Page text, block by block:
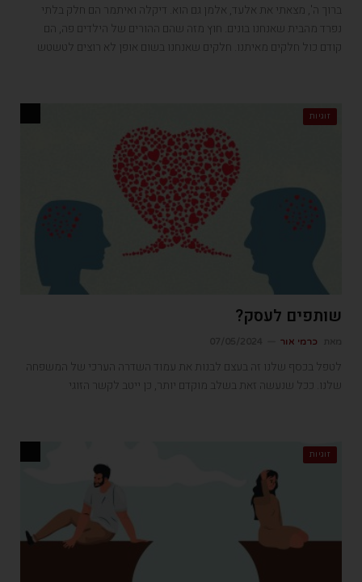
ברוך ה', מצאתי את אלעד, אלמן גם הוא. דיקלה ואיתמר הם חלק בלתי
נפרד מהבית שאנחנו בונים. חוץ מזה שהם ההורים של הילדים פה, הם
קודם כול חלקים מאיתנו. חלקים שאנחנו בשום אופן לא רוצים לטשטש
זוגיות
שותפים לעסק?
כרמי אור
לטפל בכסף שלנו זה בעצם לבנות את עמוד השדרה הערכי של המשפחה
שלנו. ככל שנעשה זאת בשלב מוקדם יותר, כן ייטב לקשר הזוגי
זוגיות